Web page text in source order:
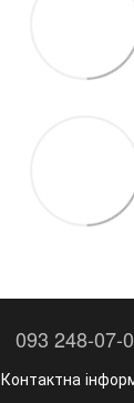
093 248-07-
Контактна